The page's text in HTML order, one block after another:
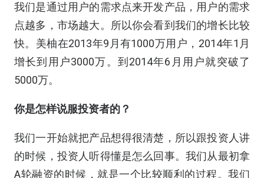
我们是通过用户的需求点来开发产品，用户的需求
点越多，市场越大。所以你会看到我们的增长比较
快。美柚在2013年9月有1000万用户，2014年1月
增长到用户3000万。到2014年6月用户就突破了
5000万。
你是怎样说服投资者的？
我们一开始就把产品想得很清楚，所以跟投资人讲
的时候，投资人听得懂是怎么回事。我们从最初拿
A轮融资的时候，就是一个比较顺利的过程。我们